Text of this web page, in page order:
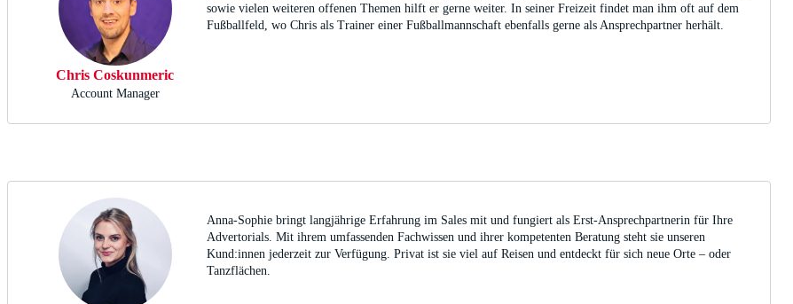
Chris Coskunmeric
Account Manager
sowie vielen weiteren offenen Themen hilft er gerne weiter. In seiner Freizeit findet man ihm oft auf dem
Fußballfeld, wo Chris als Trainer einer Fußballmannschaft ebenfalls gerne als Ansprechpartner herhält.
Anna-Sophie bringt langjährige Erfahrung im Sales mit und fungiert als Erst-Ansprechpartnerin für Ihre
Advertorials. Mit ihrem umfassenden Fachwissen und ihrer kompetenten Beratung steht sie unseren
Kund:innen jederzeit zur Verfügung. Privat ist sie viel auf Reisen und entdeckt für sich neue Orte – oder
Tanzflächen.